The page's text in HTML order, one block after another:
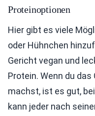
Proteinoptionen
Hier gibt es viele
oder Hühnchen
Gericht vegan und
Protein. Wenn du
machst, ist es gut,
kann jeder nach